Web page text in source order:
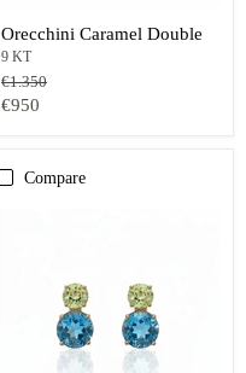
Orecchini Caramel Double
9 KT
Prezzo
originale
€1.350
Prezzo
€950
Compare